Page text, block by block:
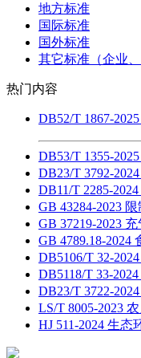
地方标准
国际标准
国外标准
其它标准（企业、
热门内容
DB52/T 1867-
DB53/T 1355-
DB23/T 3792-
DB11/T 2285-
GB 43284-2023
GB 37219-2023
GB 4789.18-2024
DB5106/T 32-
DB5118/T 33-
DB23/T 3722-
LS/T 8005-2023
HJ 511-2024 生